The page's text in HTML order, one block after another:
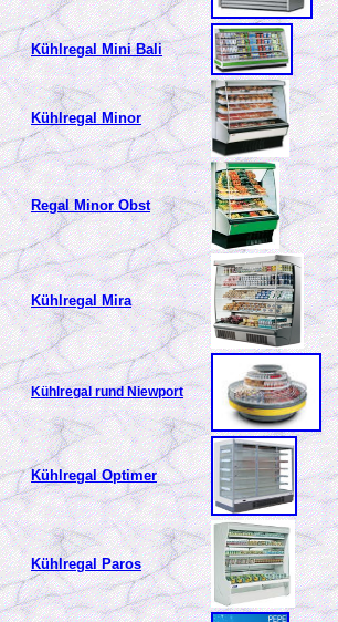
Kühlregal Mini Bali
Kühlregal Minor
Regal Minor Obst
Kühlregal Mira
Kühlregal rund Niewport
Kühlregal Optimer
Kühlregal Paros